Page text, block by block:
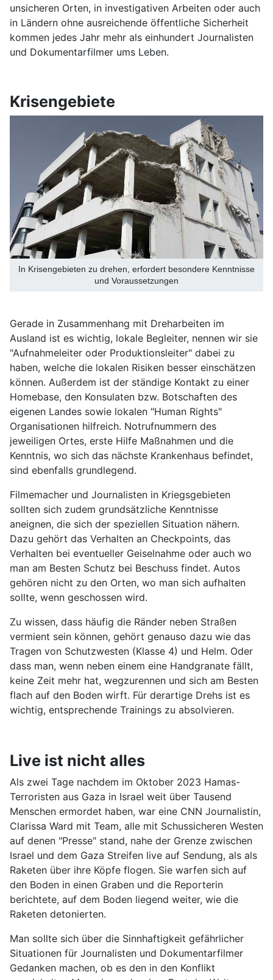
unsicheren Orten, in investigativen Arbeiten oder auch
in Ländern ohne ausreichende öffentliche Sicherheit
kommen jedes Jahr mehr als einhundert Journalisten
und Dokumentarfilmer ums Leben.
Krisengebiete
In Krisengebieten zu drehen, erfordert besondere Kenntnisse
und Voraussetzungen
Gerade in Zusammenhang mit Dreharbeiten im
Ausland ist es wichtig, lokale Begleiter, nennen wir sie
"Aufnahmeleiter oder Produktionsleiter" dabei zu
haben, welche die lokalen Risiken besser einschätzen
können. Außerdem ist der ständige Kontakt zu einer
Homebase, den Konsulaten bzw. Botschaften des
eigenen Landes sowie lokalen "Human Rights"
Organisationen hilfreich. Notrufnummern des
jeweiligen Ortes, erste Hilfe Maßnahmen und die
Kenntnis, wo sich das nächste Krankenhaus befindet,
sind ebenfalls grundlegend.
Filmemacher und Journalisten in Kriegsgebieten
sollten sich zudem grundsätzliche Kenntnisse
aneignen, die sich der speziellen Situation nähern.
Dazu gehört das Verhalten an Checkpoints, das
Verhalten bei eventueller Geiselnahme oder auch wo
man am Besten Schutz bei Beschuss findet. Autos
gehören nicht zu den Orten, wo man sich aufhalten
sollte, wenn geschossen wird.
Zu wissen, dass häufig die Ränder neben Straßen
vermient sein können, gehört genauso dazu wie das
Tragen von Schutzwesten (Klasse 4) und Helm. Oder
dass man, wenn neben einem eine Handgranate fällt,
keine Zeit mehr hat, wegzurennen und sich am Besten
flach auf den Boden wirft. Für derartige Drehs ist es
wichtig, entsprechende Trainings zu absolvieren.
Live ist nicht alles
Als zwei Tage nachdem im Oktober 2023 Hamas-
Terroristen aus Gaza in Israel weit über Tausend
Menschen ermordet haben, war eine CNN Journalistin,
Clarissa Ward mit Team, alle mit Schussicheren Westen
auf denen "Presse" stand, nahe der Grenze zwischen
Israel und dem Gaza Streifen live auf Sendung, als als
Raketen über ihre Köpfe flogen. Sie warfen sich auf
den Boden in einen Graben und die Reporterin
berichtete, auf dem Boden liegend weiter, wie die
Raketen detonierten.
Man sollte sich über die Sinnhaftigkeit gefährlicher
Situationen für Journalisten und Dokumentarfilmer
Gedanken machen, ob es den in den Konflikt